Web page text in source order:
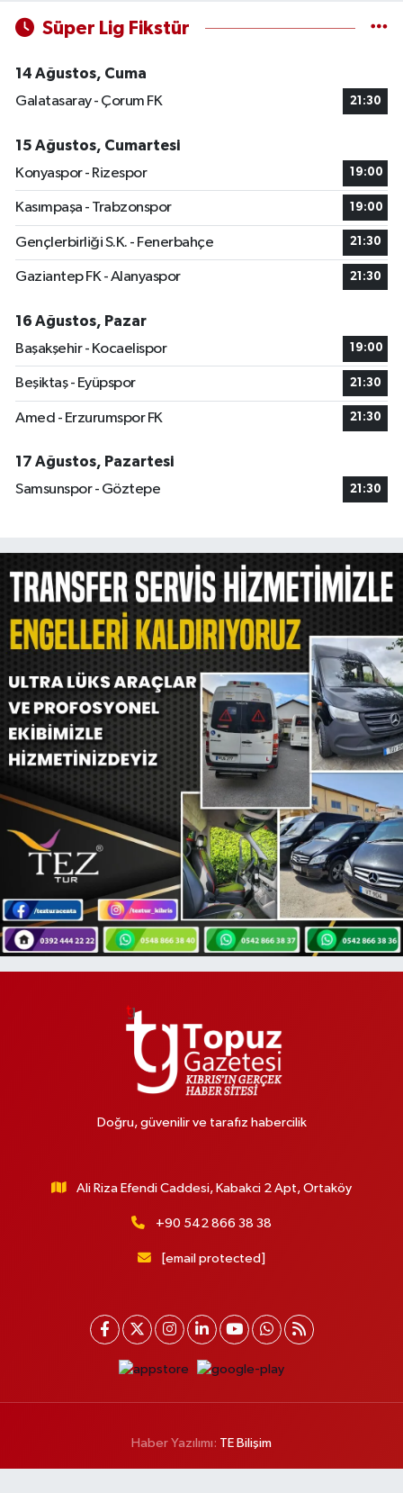
Süper Lig Fikstür
14 Ağustos, Cuma
Galatasaray - Çorum FK
21:30
15 Ağustos, Cumartesi
Konyaspor - Rizespor
19:00
Kasımpaşa - Trabzonspor 19:00
Gençlerbirliği S.K. - Fenerbahçe 21:30
Gaziantep FK - Alanyaspor 21:30
16 Ağustos, Pazar
Başakşehir - Kocaelispor
19:00
Beşiktaş - Eyüpspor 21:30
Amed - Erzurumspor FK 21:30
17 Ağustos, Pazartesi
Samsunspor - Göztepe
21:30
Doğru, güvenilir ve tarafız habercilik
Ali Riza Efendi Caddesi, Kabakci 2 Apt, Ortaköy
+90 542 866 38 38
[email protected]
Haber Yazılımı: TE Bilişim